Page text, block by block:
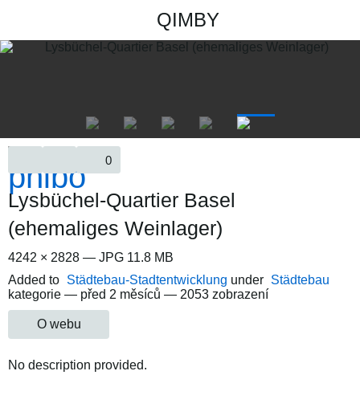
QIMBY
0
Lysbüchel-Quartier Basel
(ehemaliges Weinlager)
4242 × 2828 — JPG 11.8 MB
Added to Städtebau-Stadtentwicklung under Städtebau
kategorie — před 2 měsíců — 2053 zobrazení
O webu
No description provided.